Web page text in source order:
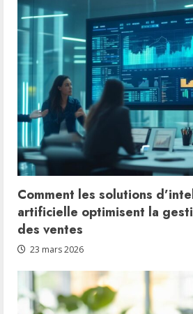
performante
Comment les solutions
artificielle optimisent la
des ventes
23 mars 2026